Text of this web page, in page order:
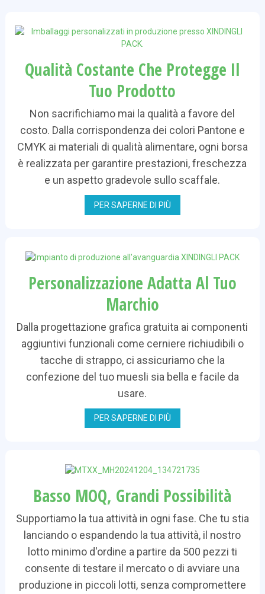
Qualità Costante Che Protegge Il
Tuo Prodotto
Non sacrifichiamo mai la qualità a favore del
costo. Dalla corrispondenza dei colori Pantone e
CMYK ai materiali di qualità alimentare, ogni borsa
è realizzata per garantire prestazioni, freschezza
e un aspetto gradevole sullo scaffale.
PER SAPERNE DI PIÙ
Personalizzazione Adatta Al Tuo
Marchio
Dalla progettazione grafica gratuita ai componenti
aggiuntivi funzionali come cerniere richiudibili o
tacche di strappo, ci assicuriamo che la
confezione del tuo muesli sia bella e facile da
usare.
PER SAPERNE DI PIÙ
Basso MOQ, Grandi Possibilità
Supportiamo la tua attività in ogni fase. Che tu stia
lanciando o espandendo la tua attività, il nostro
lotto minimo d'ordine a partire da 500 pezzi ti
consente di testare il mercato o di avviare una
produzione in piccoli lotti, senza compromettere